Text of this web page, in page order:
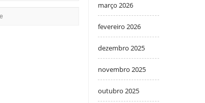
março 2026
fevereiro 2026
dezembro 2025
novembro 2025
outubro 2025